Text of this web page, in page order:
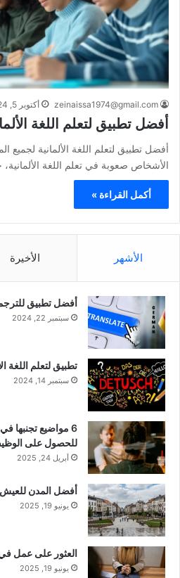
zeinaissa1974@gmail.com أكتوبر 5, 2024
أفضل تطبيق لتعلم اللغة
أفضل تطبيق لتعلم اللغة الألمانية لجميع
الأشخاص صعوبة في تعلم اللغة
أكمل القراءة »
الأشهر الأخيرة
أفضل تطبيق
سبتمبر 22, 2024
تطبيق لتعلم اللغة
سبتمبر 14, 2024
6 مواضيع تجنبها
للحصول على
أبريل 24, 2025
أفضل المدن للعيش
يونيو 19, 2025
العثور على عمل في بلجيكا
يونيو 19, 2025